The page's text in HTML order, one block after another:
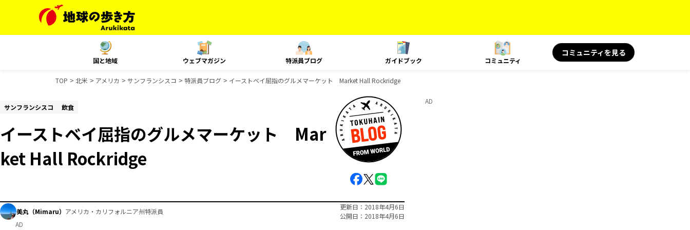
国と地域 ウェブマガジン 特派員ブログ ガイドブック コミュニティ
コミュニティを見る
TOP 北米 アメリカ サンフランシスコ 特派員ブログ イーストベイ屈指のグルメマーケット Market Hall Rockridge
サンフランシスコ 飲食
イーストベイ屈指のグルメマーケット Mar
ket Hall Rockridge
美丸（Mimaru） アメリカ・カリフォルニア州特派員
更新日
2018年4月6日
公開日
2018年4月6日
AD
AD